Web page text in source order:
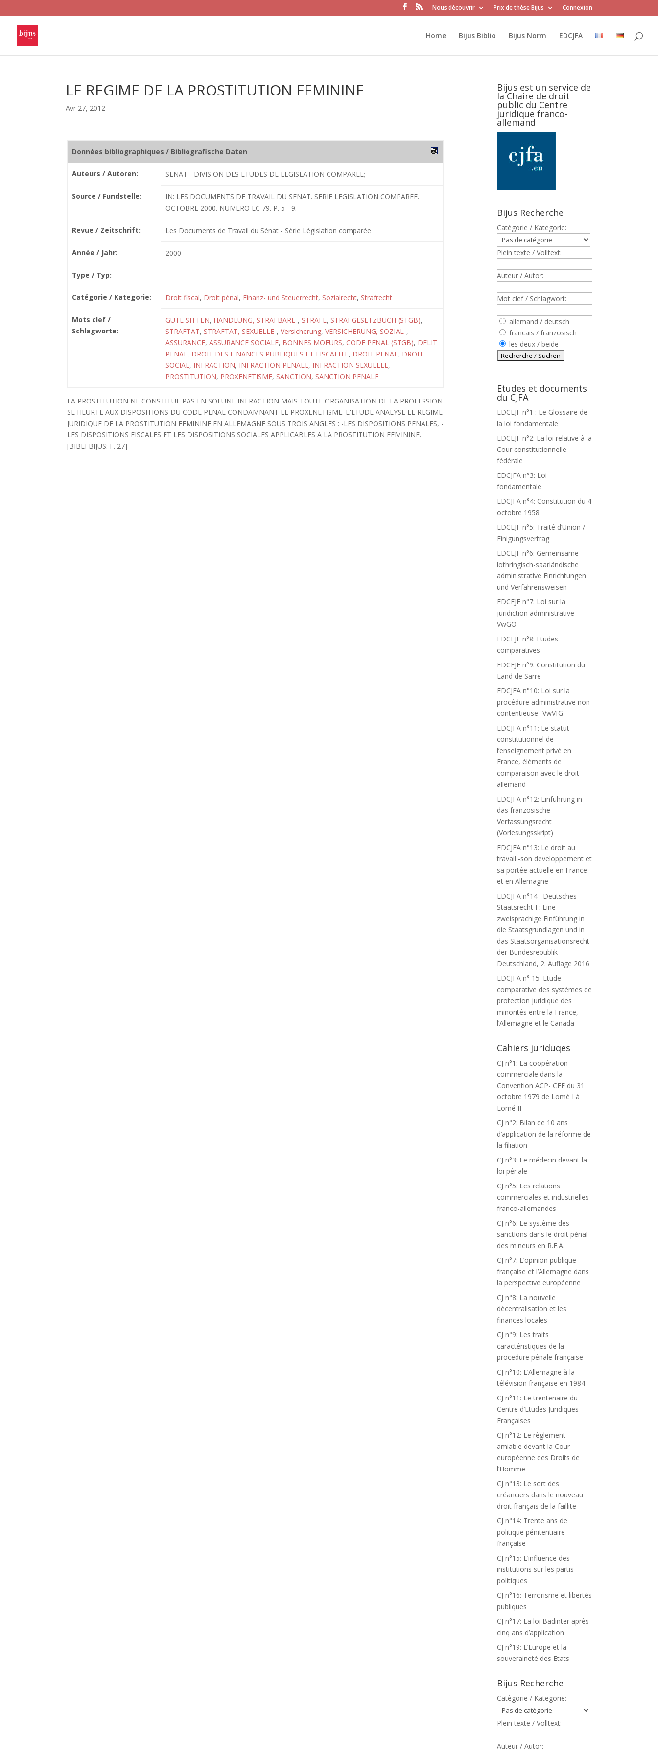
Nous découvrir Prix de thèse Bijus Connexion
Home Bijus Biblio Bijus Norm EDCJFA
LE REGIME DE LA PROSTITUTION FEMININE
Avr 27, 2012
Données bibliographiques / Bibliografische Daten
Auteurs / Autoren: SENAT - DIVISION DES ETUDES DE LEGISLATION COMPAREE;
Source / Fundstelle:
IN: LES DOCUMENTS DE TRAVAIL DU SENAT. SERIE LEGISLATION COMPAREE.
OCTOBRE 2000. NUMERO LC 79. P. 5 - 9.
Revue / Zeitschrift: Les Documents de Travail du Sénat - Série Législation comparée
Année / Jahr: 2000
Type / Typ:
Catégorie / Kategorie: Droit fiscal, Droit pénal, Finanz- und Steuerrecht, Sozialrecht, Strafrecht
Mots clef /
Schlagworte:
GUTE SITTEN, HANDLUNG, STRAFBARE-, STRAFE, STRAFGESETZBUCH (STGB),
STRAFTAT, STRAFTAT, SEXUELLE-, Versicherung, VERSICHERUNG, SOZIAL-,
ASSURANCE, ASSURANCE SOCIALE, BONNES MOEURS, CODE PENAL (STGB), DELIT
PENAL, DROIT DES FINANCES PUBLIQUES ET FISCALITE, DROIT PENAL, DROIT
SOCIAL, INFRACTION, INFRACTION PENALE, INFRACTION SEXUELLE,
PROSTITUTION, PROXENETISME, SANCTION, SANCTION PENALE
LA PROSTITUTION NE CONSTITUE PAS EN SOI UNE INFRACTION MAIS TOUTE ORGANISATION DE LA PROFESSION
SE HEURTE AUX DISPOSITIONS DU CODE PENAL CONDAMNANT LE PROXENETISME. L'ETUDE ANALYSE LE REGIME
JURIDIQUE DE LA PROSTITUTION FEMININE EN ALLEMAGNE SOUS TROIS ANGLES : -LES DISPOSITIONS PENALES, -
LES DISPOSITIONS FISCALES ET LES DISPOSITIONS SOCIALES APPLICABLES A LA PROSTITUTION FEMININE.
[BIBLI BIJUS: F. 27]
Bijus est un service de
la Chaire de droit
public du Centre
juridique franco-
allemand
Bijus Recherche
Catègorie / Kategorie:
Plein texte / Volltext:
Auteur / Autor:
Mot clef / Schlagwort:
allemand / deutsch
francais / französisch
les deux / beide
Etudes et documents
du CJFA
EDCEJF n°1 : Le Glossaire de
la loi fondamentale
EDCEJF n°2: La loi relative à la
Cour constitutionnelle
fédérale
EDCJFA n°3: Loi
fondamentale
EDCJFA n°4: Constitution du 4
octobre 1958
EDCEJF n°5: Traité d’Union /
Einigungsvertrag
EDCEJF n°6: Gemeinsame
lothringisch-saarländische
administrative Einrichtungen
und Verfahrensweisen
EDCEJF n°7: Loi sur la
juridiction administrative -
VwGO-
EDCEJF n°8: Etudes
comparatives
EDCEJF n°9: Constitution du
Land de Sarre
EDCJFA n°10: Loi sur la
procédure administrative non
contentieuse -VwVfG-
EDCJFA n°11: Le statut
constitutionnel de
l’enseignement privé en
France, éléments de
comparaison avec le droit
allemand
EDCJFA n°12: Einführung in
das französische
Verfassungsrecht
(Vorlesungsskript)
EDCJFA n°13: Le droit au
travail -son développement et
sa portée actuelle en France
et en Allemagne-
EDCJFA n°14 : Deutsches
Staatsrecht I : Eine
zweisprachige Einführung in
die Staatsgrundlagen und in
das Staatsorganisationsrecht
der Bundesrepublik
Deutschland, 2. Auflage 2016
EDCJFA n° 15: Etude
comparative des systèmes de
protection juridique des
minorités entre la France,
l’Allemagne et le Canada
Cahiers juriduqes
CJ n°1: La coopération
commerciale dans la
Convention ACP- CEE du 31
octobre 1979 de Lomé I à
Lomé II
CJ n°2: Bilan de 10 ans
d’application de la réforme de
la filiation
CJ n°3: Le médecin devant la
loi pénale
CJ n°5: Les relations
commerciales et industrielles
franco-allemandes
CJ n°6: Le système des
sanctions dans le droit pénal
des mineurs en R.F.A.
CJ n°7: L’opinion publique
française et l’Allemagne dans
la perspective européenne
CJ n°8: La nouvelle
décentralisation et les
finances locales
CJ n°9: Les traits
caractéristiques de la
procedure pénale française
CJ n°10: L’Allemagne à la
télévision française en 1984
CJ n°11: Le trentenaire du
Centre d’Etudes Juridiques
Françaises
CJ n°12: Le règlement
amiable devant la Cour
européenne des Droits de
l’Homme
CJ n°13: Le sort des
créanciers dans le nouveau
droit français de la faillite
CJ n°14: Trente ans de
politique pénitentiaire
française
CJ n°15: L’influence des
institutions sur les partis
politiques
CJ n°16: Terrorisme et libertés
publiques
CJ n°17: La loi Badinter après
cinq ans d’application
CJ n°19: L’Europe et la
souveraineté des Etats
Bijus Recherche
Catègorie / Kategorie:
Plein texte / Volltext:
Auteur / Autor: